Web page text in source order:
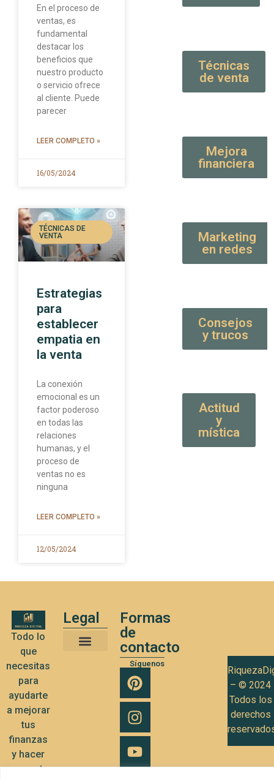
En el proceso de
ventas, es
fundamental
destacar los
beneficios que
nuestro producto
o servicio ofrece
al cliente. Puede
parecer
LEER COMPLETO »
16/05/2024
TÉCNICAS DE
VENTA
Estrategias
para
establecer
empatia en
la venta
La conexión
emocional es un
factor poderoso
en todas las
relaciones
humanas, y el
proceso de
ventas no es
ninguna
LEER COMPLETO »
12/05/2024
Técnicas
de venta
Mejora
financiera
Marketing
en redes
Consejos
y trucos
Actitud
y
mística
Todo lo
que
necesitas
para
ayudarte
a mejorar
tus
finanzas
y hacer
crecer tu
Legal
Formas
de
contacto
Síguenos
– © 2024
Todos los
derechos